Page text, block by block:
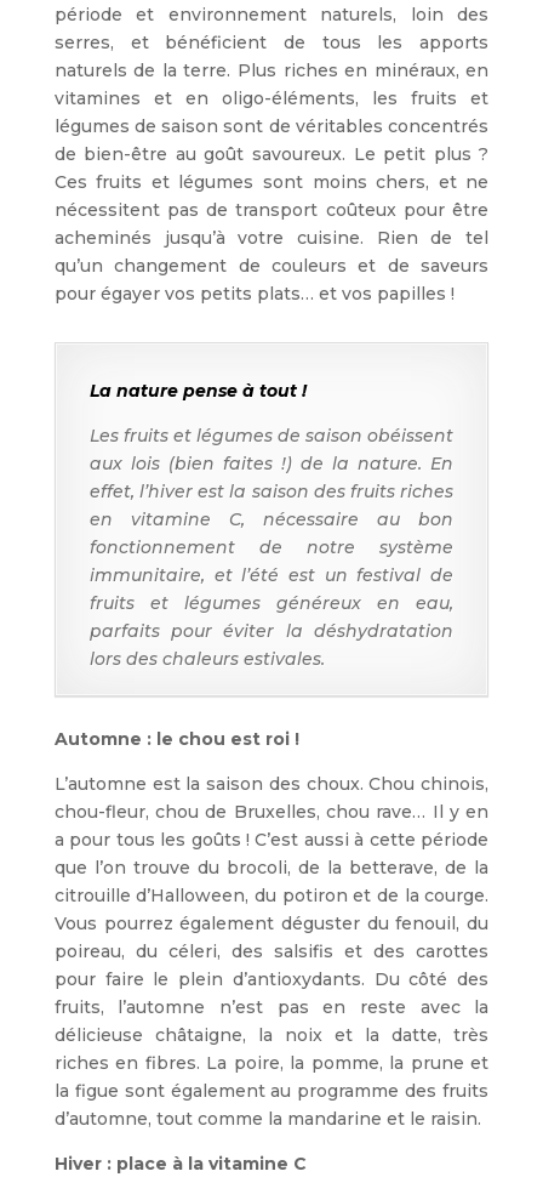
période et environnement naturels, loin des
serres, et bénéficient de tous les apports
naturels de la terre. Plus riches en minéraux, en
vitamines et en oligo-éléments, les fruits et
légumes de saison sont de véritables concentrés
de bien-être au goût savoureux. Le petit plus ?
Ces fruits et légumes sont moins chers, et ne
nécessitent pas de transport coûteux pour être
acheminés jusqu’à votre cuisine. Rien de tel
qu’un changement de couleurs et de saveurs
pour égayer vos petits plats… et vos papilles !
La nature pense à tout !
Les fruits et légumes de saison obéissent
aux lois (bien faites !) de la nature. En
effet, l’hiver est la saison des fruits riches
en vitamine C, nécessaire au bon
fonctionnement de notre système
immunitaire, et l’été est un festival de
fruits et légumes généreux en eau,
parfaits pour éviter la déshydratation
lors des chaleurs estivales.
Automne : le chou est roi !
L’automne est la saison des choux. Chou chinois,
chou-fleur, chou de Bruxelles, chou rave… Il y en
a pour tous les goûts ! C’est aussi à cette période
que l’on trouve du brocoli, de la betterave, de la
citrouille d’Halloween, du potiron et de la courge.
Vous pourrez également déguster du fenouil, du
poireau, du céleri, des salsifis et des carottes
pour faire le plein d’antioxydants. Du côté des
fruits, l’automne n’est pas en reste avec la
délicieuse châtaigne, la noix et la datte, très
riches en fibres. La poire, la pomme, la prune et
la figue sont également au programme des fruits
d’automne, tout comme la mandarine et le raisin.
Hiver : place à la vitamine C